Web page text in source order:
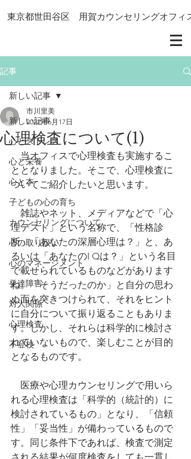
東京都世田谷区 用賀カウンセリングオフ
記事
新しい記事
心とストレス
心と栄養
心と本
子どもの心の育ち
カウンセリングについて
心の取り扱い
心のマネージメント
発達障害
対人関係
心理検査
不登校
新しい記事
心理検査について(1)
市川里美
2022年6月17日
当オフィスで心理検査も実施するこ
ととなりました。そこで、心理検査に
ついてご紹介したいと思います。
雑誌やネット、メディアなどで「心
理テスト」という名称で、「性格診
断」「あなたの深層心理は？」と、あ
るいは「あなたのI Qは？」という名目
で載せられているものなどがあります
ね。「そうだったのか」と自分の思わ
ぬ面を突きつけられて、それをヒント
に自分について振り返ることもありま
す。しかし、それらは科学的に検討さ
れていないもので、楽しむことが目的
となるものです。
医療や心理カウンセリングで用いら
れる心理検査は「科学的（統計的）に
検討されているもの」となり、「信頼
性」「妥当性」が備わっているもので
す。同じ条件下であれば、検査で測定